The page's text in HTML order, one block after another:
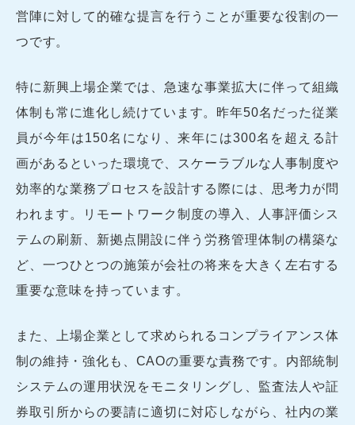
営陣に対して的確な提言を行うことが重要な役割の一
つです。
特に新興上場企業では、急速な事業拡大に伴って組織
体制も常に進化し続けています。昨年50名だった従業
員が今年は150名になり、来年には300名を超える計
画があるといった環境で、スケーラブルな人事制度や
効率的な業務プロセスを設計する際には、思考力が問
われます。リモートワーク制度の導入、人事評価シス
テムの刷新、新拠点開設に伴う労務管理体制の構築な
ど、一つひとつの施策が会社の将来を大きく左右する
重要な意味を持っています。
また、上場企業として求められるコンプライアンス体
制の維持・強化も、CAOの重要な責務です。内部統制
システムの運用状況をモニタリングし、監査法人や証
券取引所からの要請に適切に対応しながら、社内の業